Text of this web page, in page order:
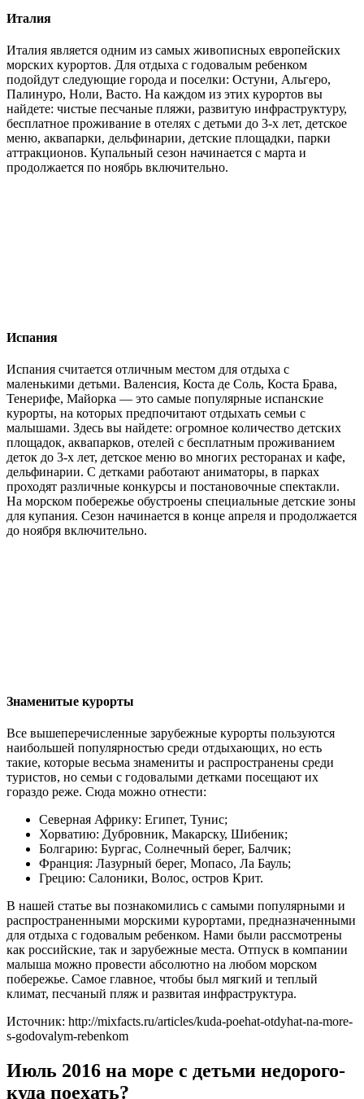
Италия
Италия является одним из самых живописных европейских
морских курортов. Для отдыха с годовалым ребенком
подойдут следующие города и поселки: Остуни, Альгеро,
Палинуро, Ноли, Васто. На каждом из этих курортов вы
найдете: чистые песчаные пляжи, развитую инфраструктуру,
бесплатное проживание в отелях с детьми до 3-х лет, детское
меню, аквапарки, дельфинарии, детские площадки, парки
аттракционов. Купальный сезон начинается с марта и
продолжается по ноябрь включительно.
Испания
Испания считается отличным местом для отдыха с
маленькими детьми. Валенсия, Коста де Соль, Коста Брава,
Тенерифе, Майорка — это самые популярные испанские
курорты, на которых предпочитают отдыхать семьи с
малышами. Здесь вы найдете: огромное количество детских
площадок, аквапарков, отелей с бесплатным проживанием
деток до 3-х лет, детское меню во многих ресторанах и кафе,
дельфинарии. С детками работают аниматоры, в парках
проходят различные конкурсы и постановочные спектакли.
На морском побережье обустроены специальные детские зоны
для купания. Сезон начинается в конце апреля и продолжается
до ноября включительно.
Знаменитые курорты
Все вышеперечисленные зарубежные курорты пользуются
наибольшей популярностью среди отдыхающих, но есть
такие, которые весьма знамениты и распространены среди
туристов, но семьи с годовалыми детками посещают их
гораздо реже. Сюда можно отнести:
Северная Африку: Египет, Тунис;
Хорватию: Дубровник, Макарску, Шибеник;
Болгарию: Бургас, Солнечный берег, Балчик;
Франция: Лазурный берег, Мопасо, Ла Бауль;
Грецию: Салоники, Волос, остров Крит.
В нашей статье вы познакомились с самыми популярными и
распространенными морскими курортами, предназначенными
для отдыха с годовалым ребенком. Нами были рассмотрены
как российские, так и зарубежные места. Отпуск в компании
малыша можно провести абсолютно на любом морском
побережье. Самое главное, чтобы был мягкий и теплый
климат, песчаный пляж и развитая инфраструктура.
Источник: http://mixfacts.ru/articles/kuda-poehat-otdyhat-na-more-
s-godovalym-rebenkom
Июль 2016 на море с детьми недорого-
куда поехать?